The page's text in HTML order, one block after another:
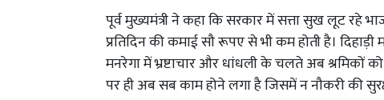
पूर्व मुख्यमंत्री ने कहा कि सरकार में सत्ता सुख लूट रहे
प्रतिदिन की कमाई सौ रूपए से भी कम होती है।
मनरेगा में भ्रष्टाचार और धांधली के चलते अब श्रमिकों
पर ही अब सब काम होने लगा है जिसमें न नौकरी की